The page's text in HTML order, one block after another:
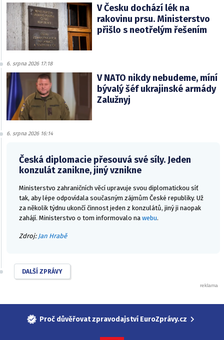
V Česku dochází lék na
rakovinu prsu. Ministerstvo
přišlo s neotřelým řešením
6. srpna 2026 17:18
V NATO nikdy nebudeme, míní
bývalý šéf ukrajinské armády
Zalužnyj
6. srpna 2026 16:14
Česká diplomacie přesouvá své síly. Jeden
konzulát zanikne, jiný vznikne
Ministerstvo zahraničních věcí upravuje svou diplomatickou síť
tak, aby lépe odpovídala současným zájmům České republiky. Už
za několik týdnu ukončí činnost jeden z konzulátů, jiný ji naopak
zahájí. Ministerstvo o tom informovalo na webu.
Zdroj: Jan Hrabě
DALŠÍ ZPRÁVY
Proč důvěřovat zpravodajství EuroZprávy.cz